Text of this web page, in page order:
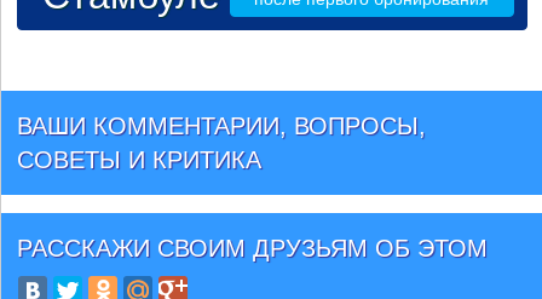
ВАШИ КОММЕНТАРИИ, ВОПРОСЫ,
СОВЕТЫ И КРИТИКА
РАССКАЖИ СВОИМ ДРУЗЬЯМ ОБ ЭТОМ